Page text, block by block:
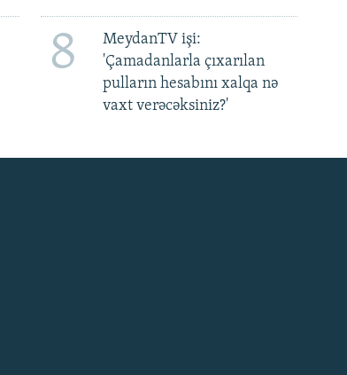
8
MeydanTV işi:
'Çamadanlarla çıxarılan
pulların hesabını xalqa nə
vaxt verəcəksiniz?'